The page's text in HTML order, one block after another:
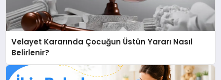
Velayet Kararında Çocuğun Üstün Yararı Nasıl
Belirlenir?